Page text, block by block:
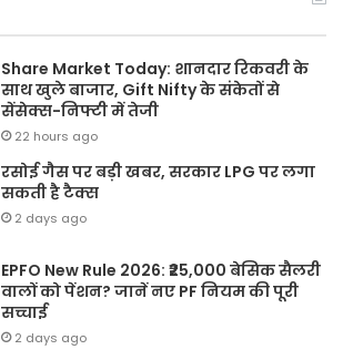
Share Market Today: शानदार रिकवरी के
साथ खुले बाजार, Gift Nifty के संकेतों से
सेंसेक्स-निफ्टी में तेजी
22 hours ago
रसोई गैस पर बड़ी खबर, सरकार LPG पर लगा
सकती है टैक्स
2 days ago
EPFO New Rule 2026: ₹25,000 बेसिक सैलरी
वालों को पेंशन? जानें नए PF नियम की पूरी
सच्चाई
2 days ago